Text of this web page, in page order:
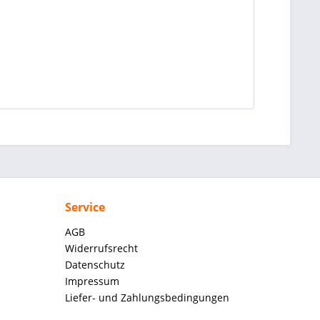
Service
AGB
Widerrufsrecht
Datenschutz
Impressum
Liefer- und Zahlungsbedingungen